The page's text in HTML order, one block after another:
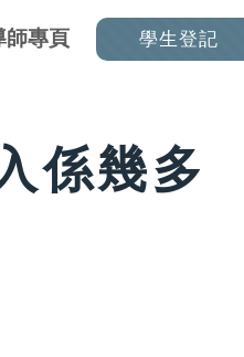
師專頁 學生登記
係幾多